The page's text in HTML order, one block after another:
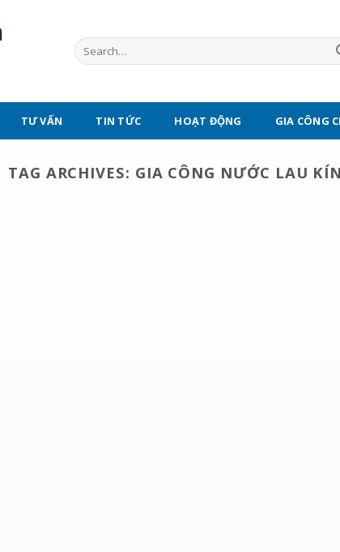
TƯ VẤN TIN TỨC HOẠT ĐỘNG GIA CÔNG
TAG ARCHIVES: GIA CÔNG NƯỚC LAU